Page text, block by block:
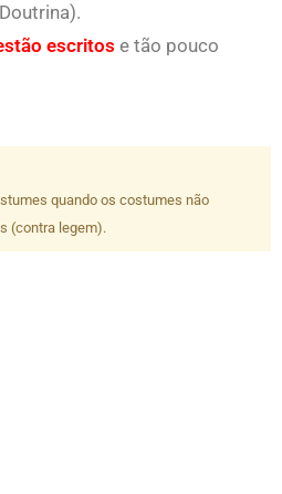
escritos e tão pouco
quando os costumes não
(contra legem).